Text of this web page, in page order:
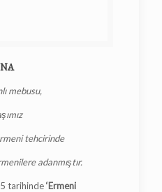
mebusu,
tehcirinde
adanmıştır.
tarihinde‘Ermeni